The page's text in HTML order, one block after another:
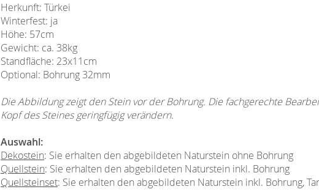
Herkunft: Türkei
Winterfest: ja
Höhe: 57cm
Gewicht: ca. 38kg
Standfläche: 23x11cm
Optional: Bohrung 32mm
Die Abbildung zeigt den Stein vor der Bohrung. Die fachgerechte
Kopf des Steines geringfügig verändern.
Auswahl:
Dekostein: Sie erhalten den abgebildeten Naturstein ohne Bohrung
Quellstein: Sie erhalten den abgebildeten Naturstein inkl. Bohrung
Quellsteinset: Sie erhalten den abgebildeten Naturstein inkl. Bohrung,